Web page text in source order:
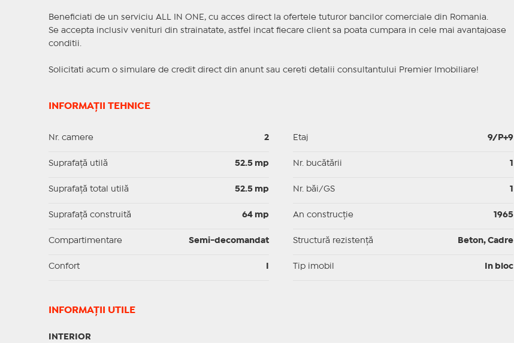
Beneficiati de un serviciu ALL IN ONE, cu acces direct la ofertele tuturor bancilor comerciale din Romania.
Se accepta inclusiv venituri din strainatate, astfel incat fiecare client sa poata cumpara in cele mai avantajoase
conditii.
Solicitati acum o simulare de credit direct din anunt sau cereti detalii consultantului Premier Imobiliare!
INFORMAȚII TEHNICE
Nr. camere 2
Suprafaţă utilă 52.5 mp
Suprafaţă total utilă 52.5 mp
Suprafaţă construită 64 mp
Compartimentare Semi-decomandat
Confort
Etaj 9/P+9
Nr. bucătării
Nr. băi/GS
An construcție 1965
Structură rezistență Beton, Cadre
Tip imobil In bloc
INFORMAŢII UTILE
INTERIOR